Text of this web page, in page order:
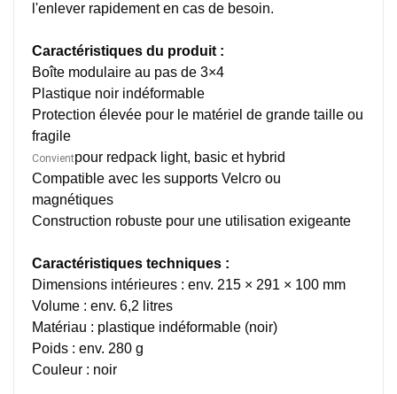
l'enlever rapidement en cas de besoin.
Caractéristiques du produit :
Boîte modulaire au pas de 3×4
Plastique noir indéformable
Protection élevée pour le matériel de grande taille ou
fragile
Convientpour redpack light, basic et hybrid
Compatible avec les supports Velcro ou
magnétiques
Construction robuste pour une utilisation exigeante
Caractéristiques techniques :
Dimensions intérieures : env. 215 × 291 × 100 mm
Volume : env. 6,2 litres
Matériau : plastique indéformable (noir)
Poids : env. 280 g
Couleur : noir